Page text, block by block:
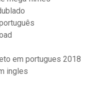
em portugues 2018
ingles